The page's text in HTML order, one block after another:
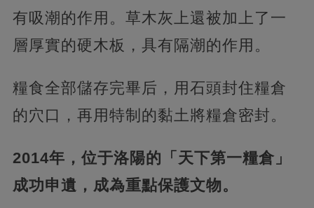
有吸潮的作用。草木灰上還被加上了一
層厚實的硬木板，具有隔潮的作用。
糧食全部儲存完畢后，用石頭封住糧倉
的穴口，再用特制的黏土將糧倉密封。
2014年，位于洛陽的「天下第一糧倉」
成功申遺，成為重點保護文物。